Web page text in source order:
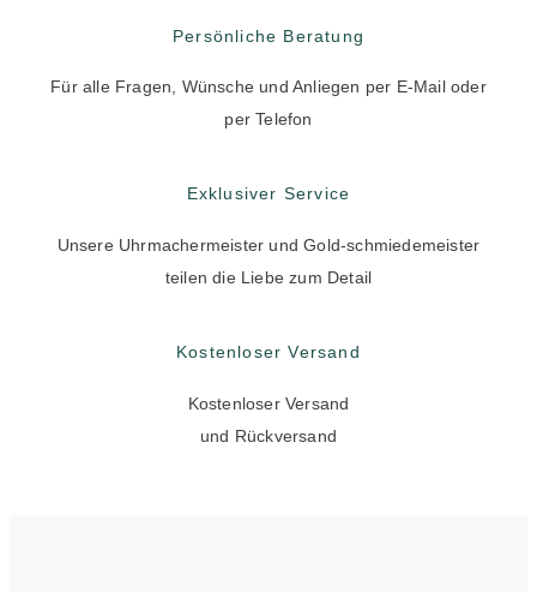
Persönliche Beratung
Für alle Fragen, Wünsche und Anliegen per E-Mail oder
per Telefon
Exklusiver Service
Unsere Uhrmachermeister und Gold-schmiedemeister
teilen die Liebe zum Detail
Kostenloser Versand
Kostenloser Versand
und Rückversand